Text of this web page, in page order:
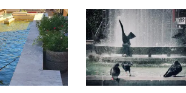
08:30ч, събота, 8 август, 2026